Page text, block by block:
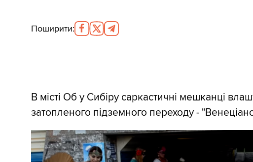
Поширити:
В місті Об у Сибіру саркастичні мешканці
затопленого підземного переходу -